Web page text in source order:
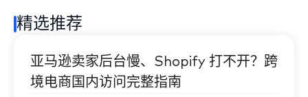
速度与性能
精选推荐
企业与跨境
亚马逊卖家后台慢、Shopify 打不开？跨
境电商国内访问完整指南